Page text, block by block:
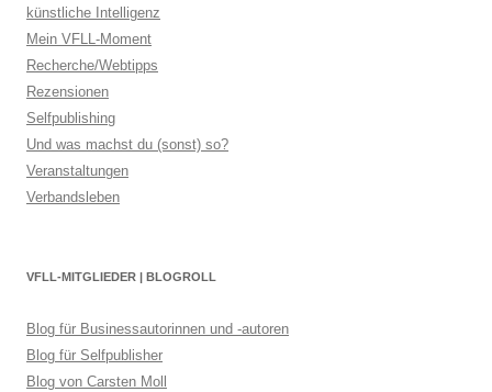
künstliche Intelligenz
Mein VFLL-Moment
Recherche/Webtipps
Rezensionen
Selfpublishing
Und was machst du (sonst) so?
Veranstaltungen
Verbandsleben
VFLL-MITGLIEDER | BLOGROLL
Blog für Businessautorinnen und -autoren
Blog für Selfpublisher
Blog von Carsten Moll